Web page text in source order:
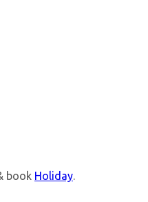
book Holiday.